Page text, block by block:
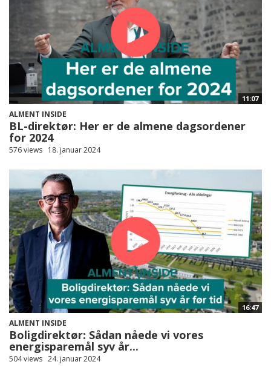
11:07
ALMENT INSIDE
BL-direktør: Her er de almene dagsordener
for 2024
576 views 18. januar 2024
16:47
ALMENT INSIDE
Boligdirektør: Sådan nåede vi vores
energisparemål syv år...
504 views 24. januar 2024